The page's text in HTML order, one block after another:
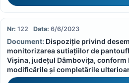
122 6/6/2023
Dispoziție privind
monitorizarea sutiațiilor de
Vișina, județul Dâmbovița, conform
modificările și completările